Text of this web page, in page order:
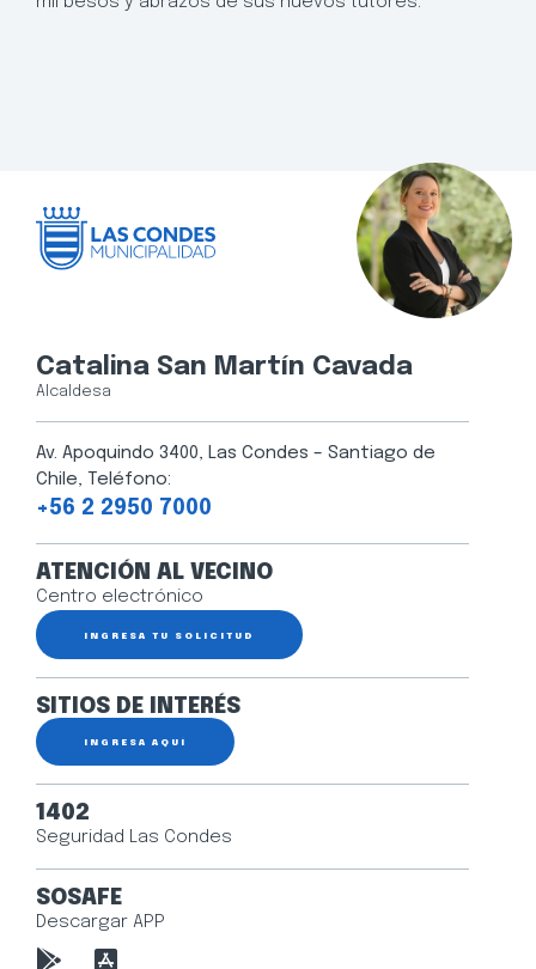
Catalina San Martín Cavada
Alcaldesa
Av. Apoquindo 3400, Las Condes – Santiago de
Chile, Teléfono:
+56 2 2950 7000
ATENCIÓN AL VECINO
Centro electrónico
INGRESA TU SOLICITUD
SITIOS DE INTERÉS
INGRESA AQUÍ
1402
Seguridad Las Condes
SOSAFE
Descargar APP